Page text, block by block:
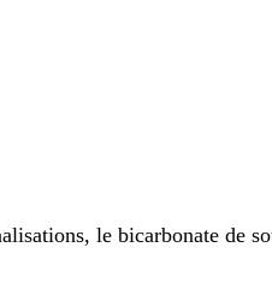
le bicarbonate de